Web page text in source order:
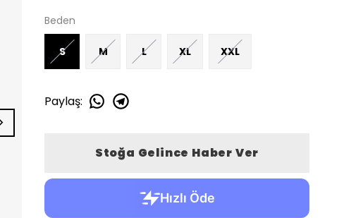
Beden
S M L XL XXL
Paylaş:
Stoğa Gelince Haber Ver